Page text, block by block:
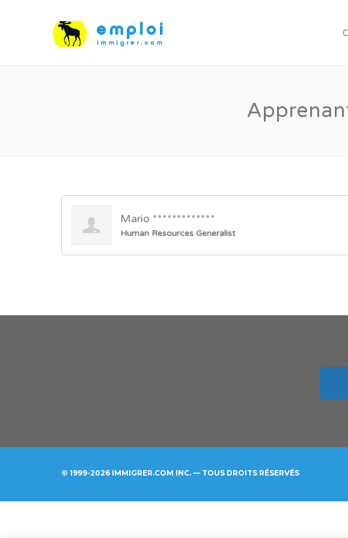
Mario *************
Human Resources Generalist
© 1999-2026 IMMIGRER.COM INC. — TOUS DROITS RÉSERVÉS